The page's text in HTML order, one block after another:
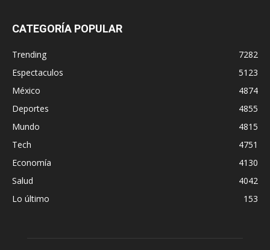
CATEGORÍA POPULAR
Trending
7282
Espectaculos
5123
México
4874
Deportes
4855
Mundo
4815
Tech
4751
Economía
4130
Salud
4042
Lo último
153